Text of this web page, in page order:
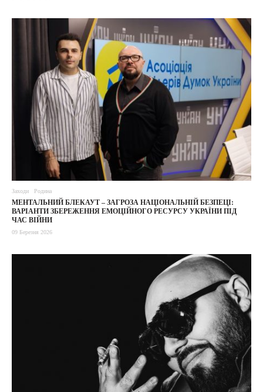
Заходи Родина
МЕНТАЛЬНИЙ БЛЕКАУТ – ЗАГРОЗА НАЦІОНАЛЬНІЙ БЕЗПЕЦІ:
ВАРІАНТИ ЗБЕРЕЖЕННЯ ЕМОЦІЙНОГО РЕСУРСУ УКРАЇНИ ПІД
ЧАС ВІЙНИ
09 Березня 2026